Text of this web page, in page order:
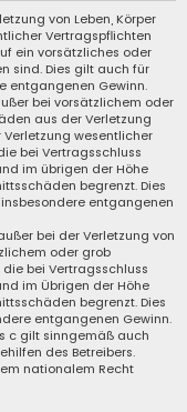
von Leben, Körper
Vertragspflichten
ein vorsätzliches oder
sind. Dies gilt auch für
entgangenen Gewinn.
bei vorsätzlichem oder
aus der Verletzung
Verletzung wesentlicher
bei Vertragsschluss
im übrigen der Höhe
begrenzt. Dies
entgangenen
bei der Verletzung von
oder grob
bei Vertragsschluss
im Übrigen der Höhe
begrenzt. Dies
entgangenen Gewinn.
c gilt sinngemäß auch
des Betreibers.
nationalem Recht